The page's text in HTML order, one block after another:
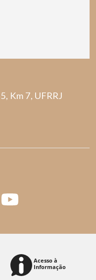
Km 7, UFRRJ